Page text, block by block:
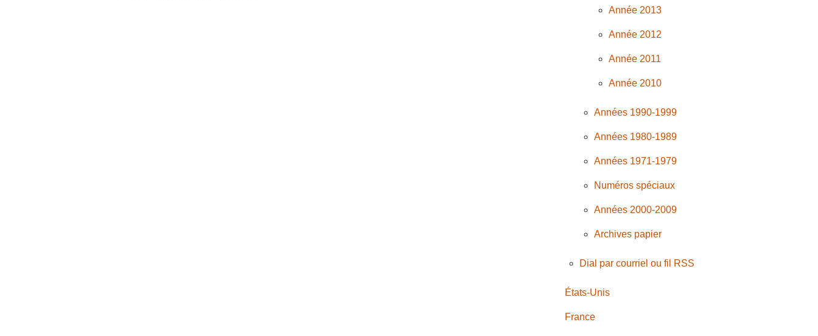
Année 2013
Année 2012
Année 2011
Année 2010
Années 1990-1999
Années 1980-1989
Années 1971-1979
Numéros spéciaux
Années 2000-2009
Archives papier
Dial par courriel ou fil RSS
États-Unis
France